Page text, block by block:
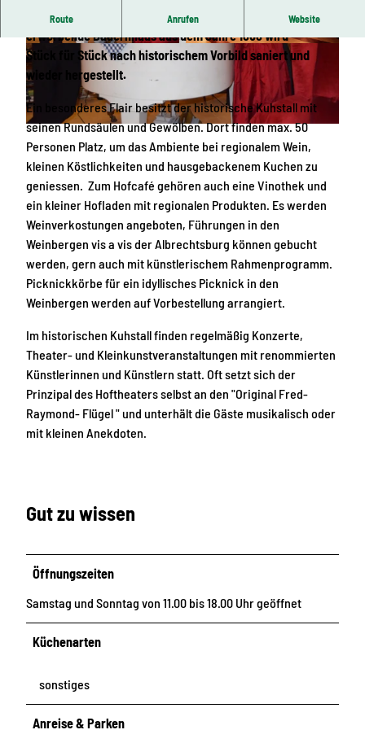
© Bettina Weiner , Hofcafé & Hoftheater zu Proschwitz
© Bettina Weiner , Hofcafé & Hoftheater zu Pro
schwitz
© Markus Hellmer , Hofcafé & Hoftheater zu Pr
Route Anrufen Website
Das 2012 vom Künstlerpaar Jeanette & Thomas Ender
erworbende Bauernhaus aus dem Jahre 1868 wird
Stück für Stück nach historischem Vorbild saniert und
wieder hergestellt.
Ein besonderes Flair besitzt der historische Kuhstall mit
seinen Rundsäulen und Gewölben. Dort finden max. 50
Personen Platz, um das Ambiente bei regionalem Wein,
kleinen Köstlichkeiten und hausgebackenem Kuchen zu
geniessen. Zum Hofcafé gehören auch eine Vinothek und
ein kleiner Hofladen mit regionalen Produkten. Es werden
Weinverkostungen angeboten, Führungen in den
Weinbergen vis a vis der Albrechtsburg können gebucht
werden, gern auch mit künstlerischem Rahmenprogramm.
Picknickkörbe für ein idyllisches Picknick in den
Weinbergen werden auf Vorbestellung arrangiert.
Im historischen Kuhstall finden regelmäßig Konzerte,
Theater- und Kleinkunstveranstaltungen mit renommierten
Künstlerinnen und Künstlern statt. Oft setzt sich der
Prinzipal des Hoftheaters selbst an den "Original Fred-
Raymond- Flügel " und unterhält die Gäste musikalisch oder
mit kleinen Anekdoten.
Gut zu wissen
Öffnungszeiten
Samstag und Sonntag von 11.00 bis 18.00 Uhr geöffnet
Küchenarten
sonstiges
Anreise & Parken